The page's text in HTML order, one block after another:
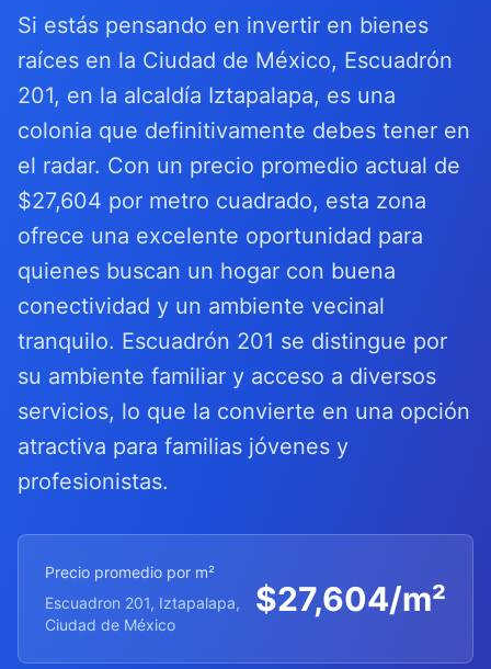
Si estás pensando en invertir en bienes
raíces en la Ciudad de México, Escuadrón
201, en la alcaldía Iztapalapa, es una
colonia que definitivamente debes tener en
el radar. Con un precio promedio actual de
$27,604 por metro cuadrado, esta zona
ofrece una excelente oportunidad para
quienes buscan un hogar con buena
conectividad y un ambiente vecinal
tranquilo. Escuadrón 201 se distingue por
su ambiente familiar y acceso a diversos
servicios, lo que la convierte en una opción
atractiva para familias jóvenes y
profesionistas.
Precio promedio por m²
Escuadron 201, Iztapalapa,
Ciudad de México
$27,604/m²